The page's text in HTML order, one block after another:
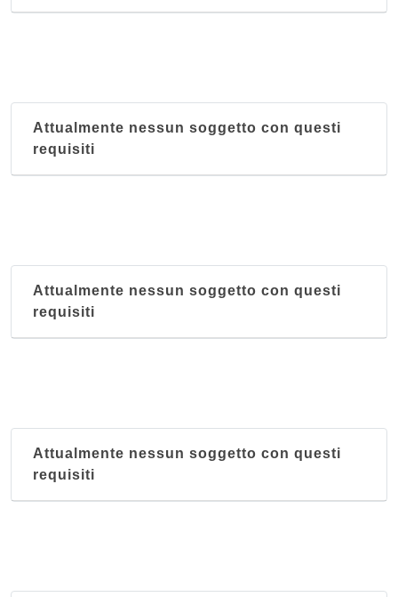
Attualmente nessun soggetto con questi
requisiti
Attualmente nessun soggetto con questi
requisiti
Attualmente nessun soggetto con questi
requisiti